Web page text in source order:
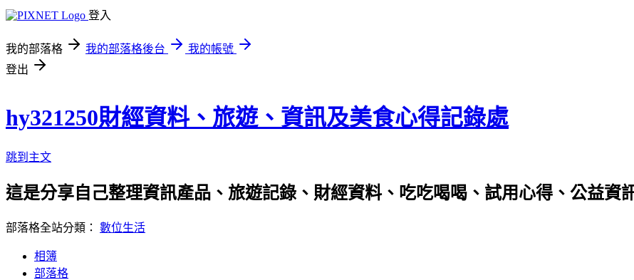
登入
我的部落格 我的部落格後台
我的帳號
登出
hy321250財經資料、旅遊、資訊及美食心得記錄處
跳到主文
這是分享自己整理資訊產品、旅遊記錄、財經資料、吃吃喝喝、試用心得、公益資
部落格全站分類： 數位生活
相簿
部落格